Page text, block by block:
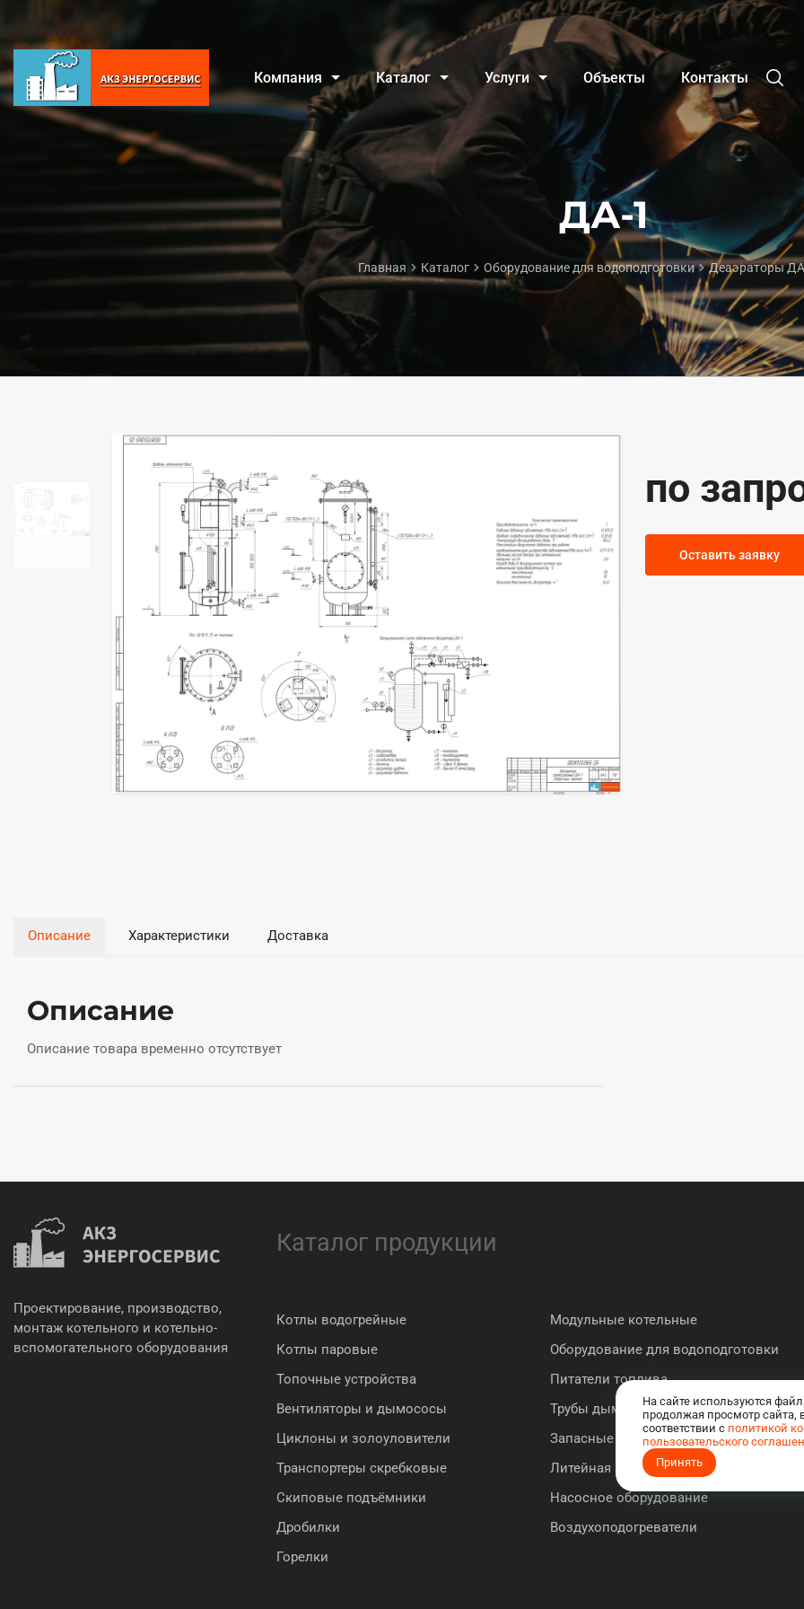
Компания Каталог Услуги Объекты Контакты
ДА-1
Главная Каталог Оборудование для водоподготовки Деаэраторы ДА
по
Оставить заявку
Описание Характеристики Доставка
Описание
Описание товара временно отсутствует
Проектирование, производство,
монтаж котельного и котельно-
вспомогательного оборудования
Каталог продукции
Котлы водогрейные
Котлы паровые
Топочные устройства
Вентиляторы и дымососы
Циклоны и золоуловители
Транспортеры скребковые
Скиповые подъёмники
Дробилки
Горелки
Модульные котельные
Оборудование для водоподготовки
Питатели топлива
Трубы дымовые
Запасные части к котлу "Братск"
Литейная продукция
Насосное оборудование
Воздухоподогреватели
На сайте используются
продолжая просмотр сайта,
соответствии с политикой
пользовательского
Принять